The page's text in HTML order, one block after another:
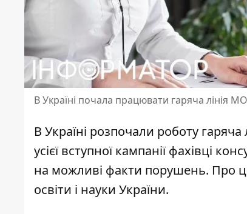
В Україні почала працювати гаряча лінія
В Україні розпочали роботу
усієї вступної кампаніїфахівці
на можливі факти порушень. Про
освіти і науки України.